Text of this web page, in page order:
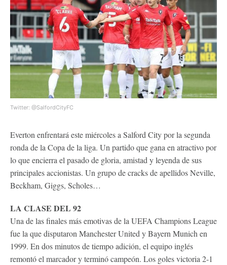
Twitter: @SalfordCityFC
Everton enfrentará este miércoles a Salford City por la segunda
ronda de la Copa de la liga. Un partido que gana en atractivo por
lo que encierra el pasado de gloria, amistad y leyenda de sus
principales accionistas. Un grupo de cracks de apellidos Neville,
Beckham, Giggs, Scholes…
LA CLASE DEL 92
Una de las finales más emotivas de la UEFA Champions League
fue la que disputaron Manchester United y Bayern Munich en
1999. En dos minutos de tiempo adición, el equipo inglés
remontó el marcador y terminó campeón. Los goles victoria 2-1